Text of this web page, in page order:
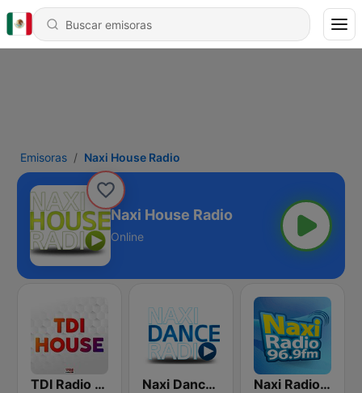
Emisoras Naxi House Radio
Naxi House Radio
Online
TDI Radio House Naxi Dance Radio Naxi Radio 96.9 FM